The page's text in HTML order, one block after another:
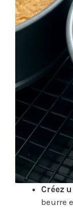
Créez
beurre